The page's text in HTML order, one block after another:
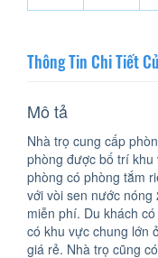
Thông Tin Chi Tiết
Mô tả
Nhà trọ cung cấp
phòng được bố trí
phòng có phòng tắm
với vòi sen nước
miễn phí. Du khách
có khu vực chung lớn
giá rẻ. Nhà trọ cũng